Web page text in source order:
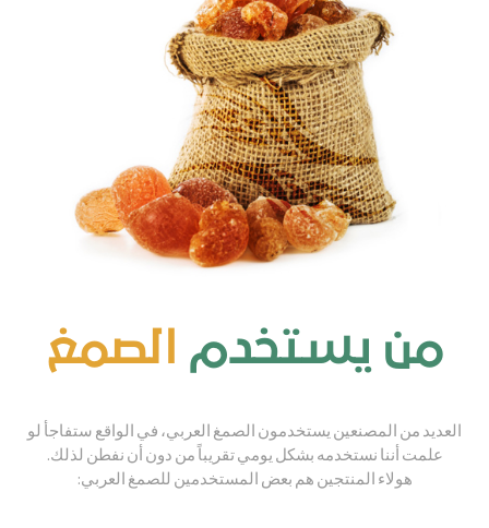
من يستخدم الصمغ
العديد من المصنعين يستخدمون الصمغ العربي، في الواقع ستفاجأ لو
علمت أننا نستخدمه بشكل يومي تقريباً من دون أن نفطن لذلك.
هولاء المنتجين هم بعض المستخدمين للصمغ العربي: